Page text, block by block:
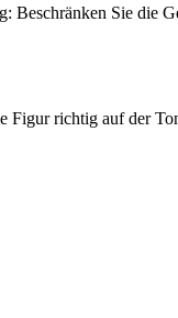
Sie die
Figur richtig auf der